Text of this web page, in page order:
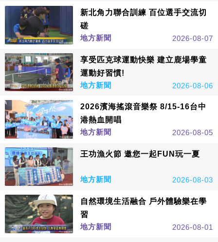
新北角力聯合訓練 百位選手交流切
磋
地方新聞
2026-08-07
享受匹克球運動快樂 建立鹿場學童
運動好習慣!
地方新聞
2026-08-06
2026濱海搖滾音樂祭 8/15-16台中
港熱血開唱
地方新聞
2026-08-05
王功漁火節 邀您一起FUN玩一夏
地方新聞 2026-08-03
自然環境生活融合 戶外體驗樂在學
習
地方新聞
2026-08-01